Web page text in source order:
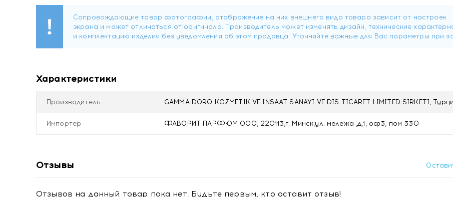
аромадиффузора Gamma D'oro Бодрящий бергамот идеально сочетается с любым интерьером.
Состав:
объемная доля этилового спирта 80%, парфюмерная композиция с натуральной растительной
различных ароматов.
Характеристики
Производитель GAMMA DORO KOZMETIK VE INSAAT SANAYI VE DIS TICARET LIMITED SIRKETI,
Импортер ФАВОРИТ ПАРФЮМ ООО, 220113,г. Минск,ул. мележа ,д,1, оф3, пом 330
Отзывы
Отзывов на данный товар пока нет. Будьте первым, кто оставит отзыв!